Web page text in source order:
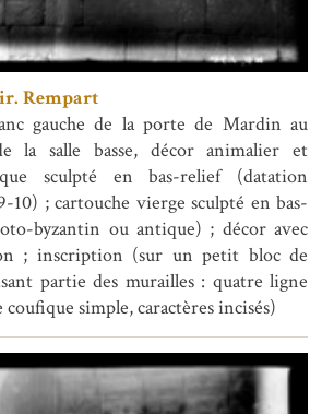
Rempart
gauche de la porte de Mardin au
la salle basse, décor animalier et
sculpté en bas-relief (datation
10) ; cartouche vierge sculpté en bas-
byzantin ou antique) ; décor avec
; inscription (sur un petit bloc de
partie des murailles : quatre ligne
simple, caractères incisés)